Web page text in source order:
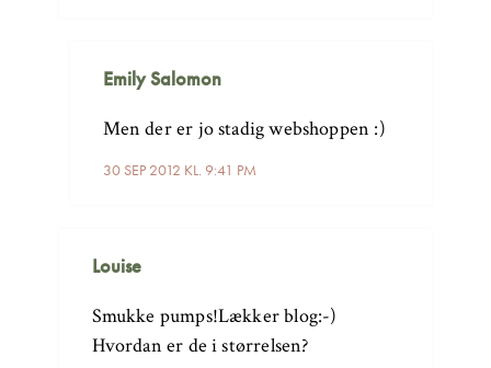
Emily Salomon
30 SEP 2012 KL. 9:41 PM
Men der er jo stadig webshoppen :)
Louise
Smukke pumps!Lækker blog:-)
Hvordan er de i størrelsen?